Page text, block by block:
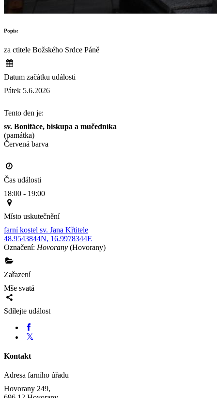
Popis:
za ctitele Božského Srdce Páně
Datum začátku události
Pátek 5.6.2026
Tento den je:
sv. Bonifáce, biskupa a mučedníka
(památka)
Červená barva
Čas události
18:00 - 19:00
Místo uskutečnění
farní kostel sv. Jana Křtitele
48.9543844N, 16.9978344E
Označení: Hovorany (Hovorany)
Zařazení
Mše svatá
Sdílejte událost
Kontakt
Adresa farního úřadu
Hovorany 249,